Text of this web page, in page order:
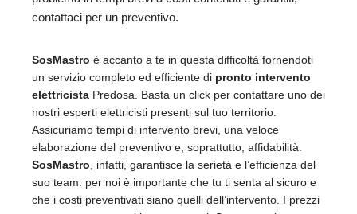
contattaci per un preventivo.
SosMastro è accanto a te in questa difficoltà fornendoti
un servizio completo ed efficiente di pronto intervento
elettricista Predosa. Basta un click per contattare uno dei
nostri esperti elettricisti presenti sul tuo territorio.
Assicuriamo tempi di intervento brevi, una veloce
elaborazione del preventivo e, soprattutto, affidabilità.
SosMastro , infatti, garantisce la serietà e l’efficienza del
suo team: per noi è importante che tu ti senta al sicuro e
che i costi preventivati siano quelli dell’intervento. I prezzi